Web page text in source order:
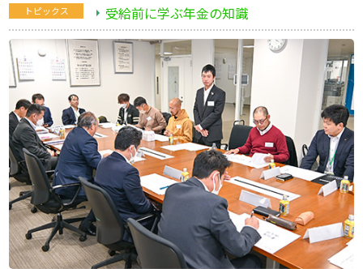
トピックス 受給前に学ぶ年金の知識